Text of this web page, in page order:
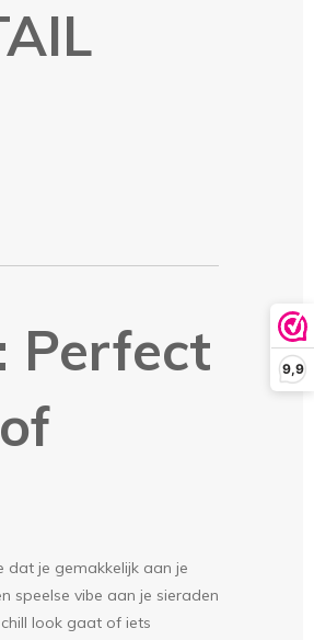
9,9
Perfect
dat je gemakkelijk aan je
speelse vibe aan je sieraden
look gaat of iets